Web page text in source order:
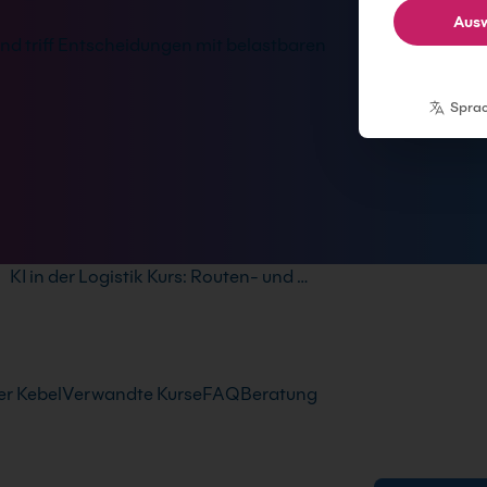
triff Entscheidungen mit belastbaren
KI in der Logistik Kurs: Routen- und …
KebelVerwandte KurseFAQBeratung